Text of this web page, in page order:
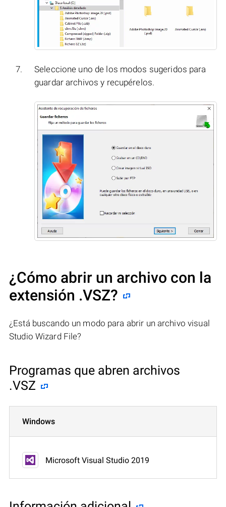
Seleccione uno de los modos sugeridos para
guardar archivos y recupérelos.
¿Cómo abrir un archivo con la
extensión .VSZ?
¿Está buscando un modo para abrir un archivo visual
Studio Wizard File?
Programas que abren archivos
.VSZ
Windows
Microsoft Visual Studio 2019